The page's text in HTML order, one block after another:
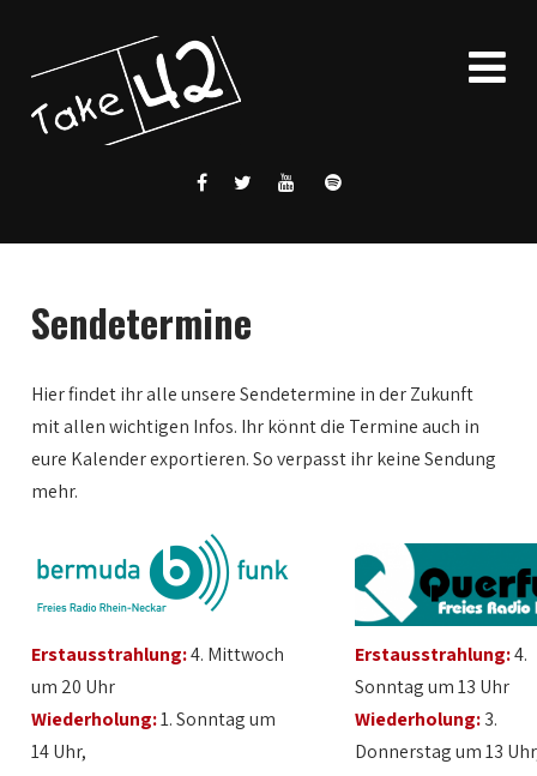
Sendetermine
Hier findet ihr alle unsere Sendetermine in der Zukunft
mit allen wichtigen Infos. Ihr könnt die Termine auch in
eure Kalender exportieren. So verpasst ihr keine Sendung
mehr.
Erstausstrahlung:4. Mittwoch
um 20 Uhr
Wiederholung:1. Sonntag um
14 Uhr,
Erstausstrahlung:4.
Sonntag um 13 Uhr
Wiederholung:3.
Donnerstag um 13
1:00
2:00
3:00